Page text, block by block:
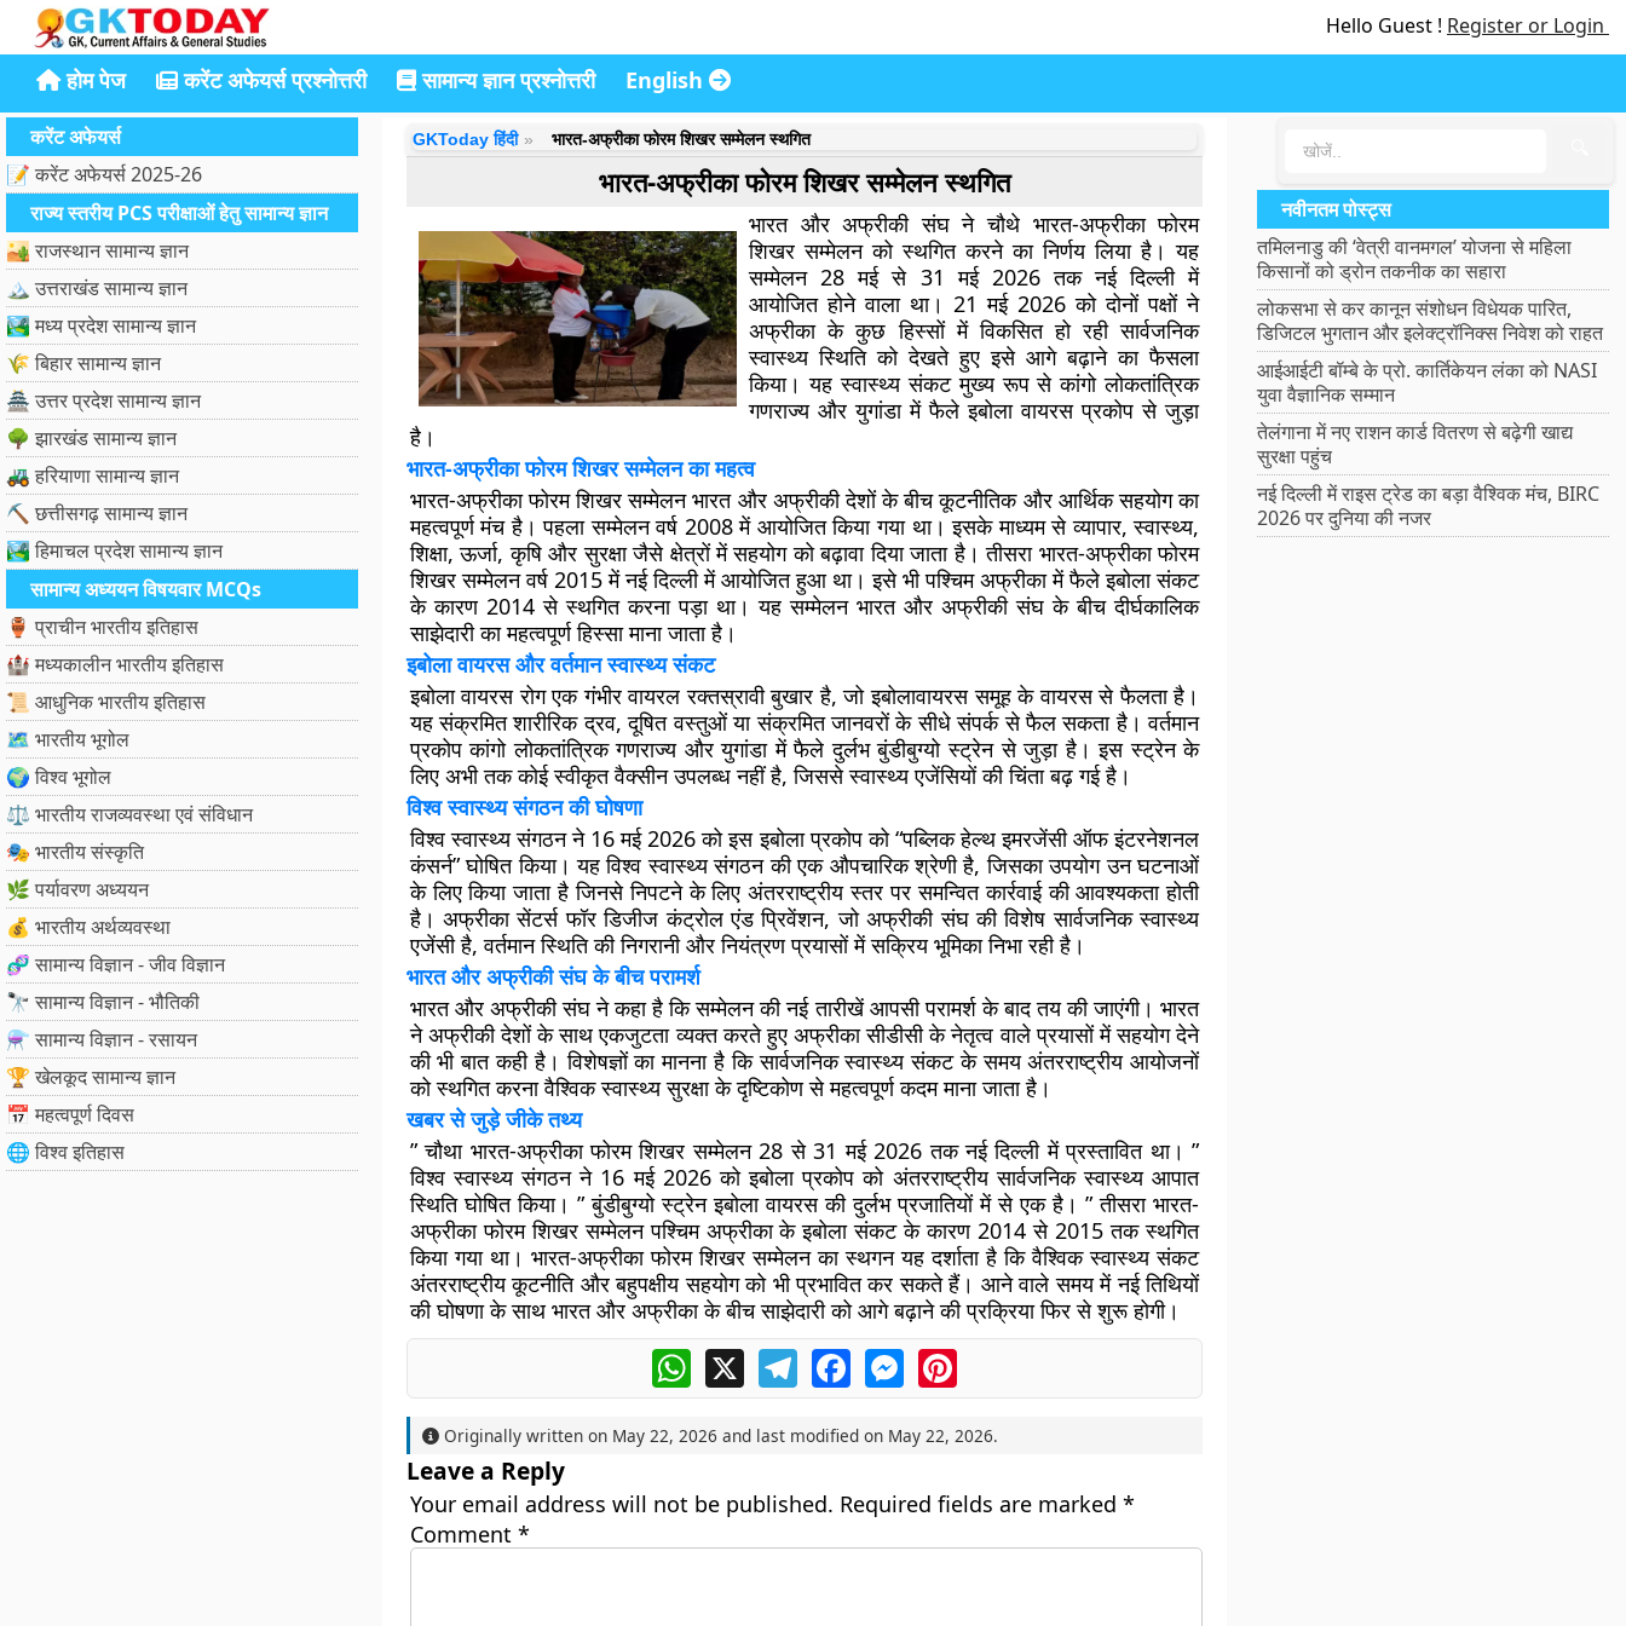
Hello Guest ! Register or Login
होम पेज करेंट अफेयर्स प्रश्नोत्तरी सामान्य ज्ञान प्रश्नोत्तरी English
करेंट अफेयर्स
📝 करेंट अफेयर्स 2025-26
राज्य स्तरीय PCS परीक्षाओं हेतु सामान्य ज्ञान
🏜️ राजस्थान सामान्य ज्ञान
🏔️ उत्तराखंड सामान्य ज्ञान
🏞️ मध्य प्रदेश सामान्य ज्ञान
🌾 बिहार सामान्य ज्ञान
🏯 उत्तर प्रदेश सामान्य ज्ञान
🌳 झारखंड सामान्य ज्ञान
🚜 हरियाणा सामान्य ज्ञान
⛏️ छत्तीसगढ़ सामान्य ज्ञान
🏞️ हिमाचल प्रदेश सामान्य ज्ञान
सामान्य अध्ययन विषयवार MCQs
🏺 प्राचीन भारतीय इतिहास
🏰 मध्यकालीन भारतीय इतिहास
📜 आधुनिक भारतीय इतिहास
🗺️ भारतीय भूगोल
🌍 विश्व भूगोल
⚖️ भारतीय राजव्यवस्था एवं संविधान
🎭 भारतीय संस्कृति
🌿 पर्यावरण अध्ययन
💰 भारतीय अर्थव्यवस्था
🧬 सामान्य विज्ञान - जीव विज्ञान
🔭 सामान्य विज्ञान - भौतिकी
⚗️ सामान्य विज्ञान - रसायन
🏆 खेलकूद सामान्य ज्ञान
📅 महत्वपूर्ण दिवस
🌐 विश्व इतिहास
GKToday हिंदी भारत-अफ्रीका फोरम शिखर सम्मेलन स्थगित
भारत-अफ्रीका फोरम शिखर सम्मेलन स्थगित
भारत और अफ्रीकी संघ ने चौथे भारत-अफ्रीका फोरम
शिखर सम्मेलन को स्थगित करने का निर्णय लिया है। यह
सम्मेलन 28 मई से 31 मई 2026 तक नई दिल्ली में
आयोजित होने वाला था। 21 मई 2026 को दोनों पक्षों ने
अफ्रीका के कुछ हिस्सों में विकसित हो रही सार्वजनिक
स्वास्थ्य स्थिति को देखते हुए इसे आगे बढ़ाने का फैसला
किया। यह स्वास्थ्य संकट मुख्य रूप से कांगो लोकतांत्रिक
गणराज्य और युगांडा में फैले इबोला वायरस प्रकोप से जुड़ा
है।
भारत-अफ्रीका फोरम शिखर सम्मेलन का महत्व
भारत-अफ्रीका फोरम शिखर सम्मेलन भारत और अफ्रीकी देशों के बीच कूटनीतिक और आर्थिक सहयोग का
महत्वपूर्ण मंच है। पहला सम्मेलन वर्ष 2008 में आयोजित किया गया था। इसके माध्यम से व्यापार, स्वास्थ्य,
शिक्षा, ऊर्जा, कृषि और सुरक्षा जैसे क्षेत्रों में सहयोग को बढ़ावा दिया जाता है। तीसरा भारत-अफ्रीका फोरम
शिखर सम्मेलन वर्ष 2015 में नई दिल्ली में आयोजित हुआ था। इसे भी पश्चिम अफ्रीका में फैले इबोला संकट
के कारण 2014 से स्थगित करना पड़ा था। यह सम्मेलन भारत और अफ्रीकी संघ के बीच दीर्घकालिक
साझेदारी का महत्वपूर्ण हिस्सा माना जाता है।
इबोला वायरस और वर्तमान स्वास्थ्य संकट
इबोला वायरस रोग एक गंभीर वायरल रक्तस्रावी बुखार है, जो इबोलावायरस समूह के वायरस से फैलता है।
यह संक्रमित शारीरिक द्रव, दूषित वस्तुओं या संक्रमित जानवरों के सीधे संपर्क से फैल सकता है। वर्तमान
प्रकोप कांगो लोकतांत्रिक गणराज्य और युगांडा में फैले दुर्लभ बुंडीबुग्यो स्ट्रेन से जुड़ा है। इस स्ट्रेन के
लिए अभी तक कोई स्वीकृत वैक्सीन उपलब्ध नहीं है, जिससे स्वास्थ्य एजेंसियों की चिंता बढ़ गई है।
विश्व स्वास्थ्य संगठन की घोषणा
विश्व स्वास्थ्य संगठन ने 16 मई 2026 को इस इबोला प्रकोप को “पब्लिक हेल्थ इमरजेंसी ऑफ इंटरनेशनल
कंसर्न” घोषित किया। यह विश्व स्वास्थ्य संगठन की एक औपचारिक श्रेणी है, जिसका उपयोग उन घटनाओं
के लिए किया जाता है जिनसे निपटने के लिए अंतरराष्ट्रीय स्तर पर समन्वित कार्रवाई की आवश्यकता होती
है। अफ्रीका सेंटर्स फॉर डिजीज कंट्रोल एंड प्रिवेंशन, जो अफ्रीकी संघ की विशेष सार्वजनिक स्वास्थ्य
एजेंसी है, वर्तमान स्थिति की निगरानी और नियंत्रण प्रयासों में सक्रिय भूमिका निभा रही है।
भारत और अफ्रीकी संघ के बीच परामर्श
भारत और अफ्रीकी संघ ने कहा है कि सम्मेलन की नई तारीखें आपसी परामर्श के बाद तय की जाएंगी। भारत
ने अफ्रीकी देशों के साथ एकजुटता व्यक्त करते हुए अफ्रीका सीडीसी के नेतृत्व वाले प्रयासों में सहयोग देने
की भी बात कही है। विशेषज्ञों का मानना है कि सार्वजनिक स्वास्थ्य संकट के समय अंतरराष्ट्रीय आयोजनों
को स्थगित करना वैश्विक स्वास्थ्य सुरक्षा के दृष्टिकोण से महत्वपूर्ण कदम माना जाता है।
खबर से जुड़े जीके तथ्य
” चौथा भारत-अफ्रीका फोरम शिखर सम्मेलन 28 से 31 मई 2026 तक नई दिल्ली में प्रस्तावित था। ”
विश्व स्वास्थ्य संगठन ने 16 मई 2026 को इबोला प्रकोप को अंतरराष्ट्रीय सार्वजनिक स्वास्थ्य आपात
स्थिति घोषित किया। ” बुंडीबुग्यो स्ट्रेन इबोला वायरस की दुर्लभ प्रजातियों में से एक है। ” तीसरा भारत-
अफ्रीका फोरम शिखर सम्मेलन पश्चिम अफ्रीका के इबोला संकट के कारण 2014 से 2015 तक स्थगित
किया गया था। भारत-अफ्रीका फोरम शिखर सम्मेलन का स्थगन यह दर्शाता है कि वैश्विक स्वास्थ्य संकट
अंतरराष्ट्रीय कूटनीति और बहुपक्षीय सहयोग को भी प्रभावित कर सकते हैं। आने वाले समय में नई तिथियों
की घोषणा के साथ भारत और अफ्रीका के बीच साझेदारी को आगे बढ़ाने की प्रक्रिया फिर से शुरू होगी।
WhatsApp
X TelegramFacebookMessengerPinterest
Originally written on May 22, 2026 and last modified on May 22, 2026.
Leave a Reply
Your email address will not be published. Required fields are marked *
Comment *
नवीनतम पोस्ट्स
तमिलनाडु की ‘वेत्री वानमगल’ योजना से महिला
किसानों को ड्रोन तकनीक का सहारा
लोकसभा से कर कानून संशोधन विधेयक पारित,
डिजिटल भुगतान और इलेक्ट्रॉनिक्स निवेश को राहत
आईआईटी बॉम्बे के प्रो. कार्तिकेयन लंका को NASI
युवा वैज्ञानिक सम्मान
तेलंगाना में नए राशन कार्ड वितरण से बढ़ेगी खाद्य
सुरक्षा पहुंच
नई दिल्ली में राइस ट्रेड का बड़ा वैश्विक मंच, BIRC
2026 पर दुनिया की नजर